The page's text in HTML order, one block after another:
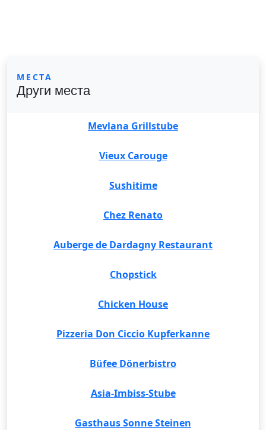
МЕСТА
Други места
Mevlana Grillstube
Vieux Carouge
Sushitime
Chez Renato
Auberge de Dardagny Restaurant
Chopstick
Chicken House
Pizzeria Don Ciccio Kupferkanne
Büfee Dönerbistro
Asia-Imbiss-Stube
Gasthaus Sonne Steinen